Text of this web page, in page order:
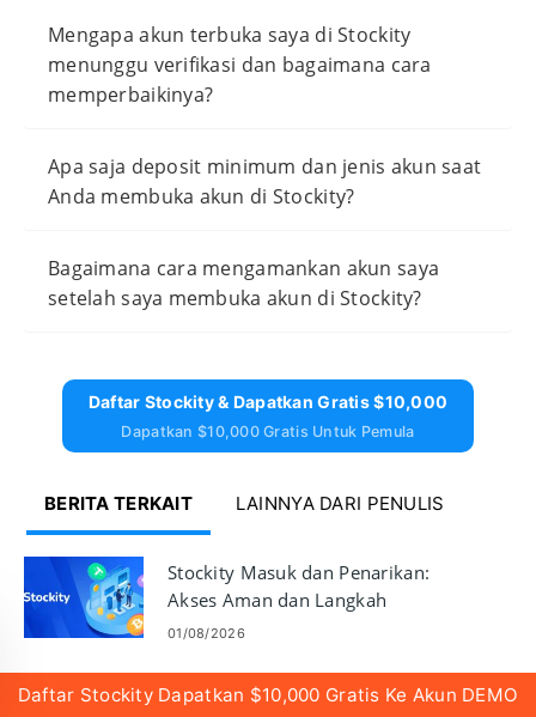
Mengapa akun terbuka saya di Stockity
menunggu verifikasi dan bagaimana cara
memperbaikinya?
Apa saja deposit minimum dan jenis akun saat
Anda membuka akun di Stockity?
Bagaimana cara mengamankan akun saya
setelah saya membuka akun di Stockity?
Daftar Stockity & Dapatkan Gratis $10,000
Dapatkan $10,000 Gratis Untuk Pemula
BERITA TERKAIT LAINNYA DARI PENULIS
Stockity Masuk dan Penarikan:
Akses Aman dan Langkah
Penarikan
01/08/2026
Stockity Akun Demo
Daftar Stockity Dapatkan $10,000 Gratis Ke Akun DEMO